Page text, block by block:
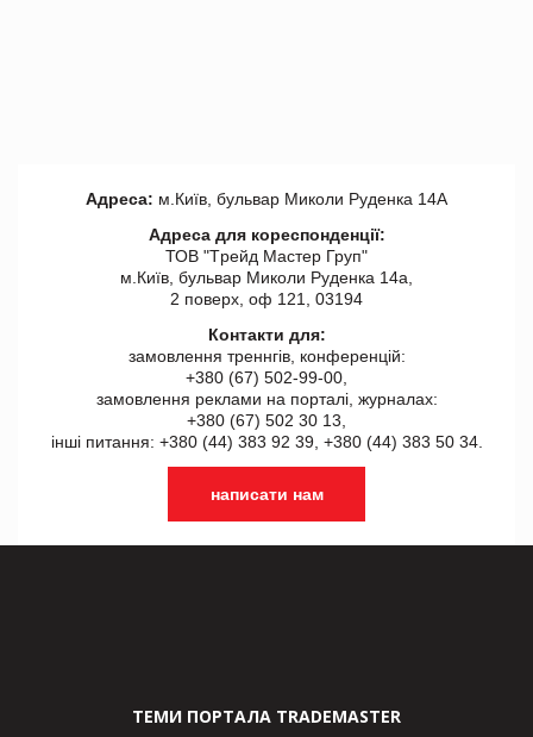
Адреса: м.Київ, бульвар Миколи Руденка 14А
Адреса для кореспонденції:
ТОВ "Tрейд Мастер Груп"
м.Київ, бульвар Миколи Руденка 14а,
2 поверх, оф 121, 03194
Контакти для:
замовлення треннгів, конференцій:
+380 (67) 502-99-00,
замовлення реклами на порталі, журналах:
+380 (67) 502 30 13,
інші питання: +380 (44) 383 92 39, +380 (44) 383 50 34.
написати нам
ТЕМИ ПОРТАЛА TRADEMASTER